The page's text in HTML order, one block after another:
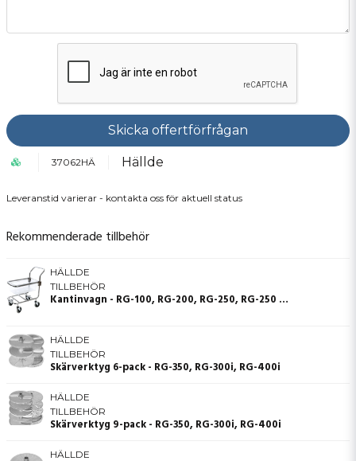
Skicka offertförfrågan
37062HÄ Hällde
Leveranstid varierar - kontakta oss för aktuell status
Rekommenderade tillbehör
HÄLLDE
TILLBEHÖR
Kantinvagn - RG-100, RG-200, RG-250, RG-250 diwash, RG-350, RG-300i, RG-400i
HÄLLDE
TILLBEHÖR
Skärverktyg 6-pack - RG-350, RG-300i, RG-400i
HÄLLDE
TILLBEHÖR
Skärverktyg 9-pack - RG-350, RG-300i, RG-400i
HÄLLDE